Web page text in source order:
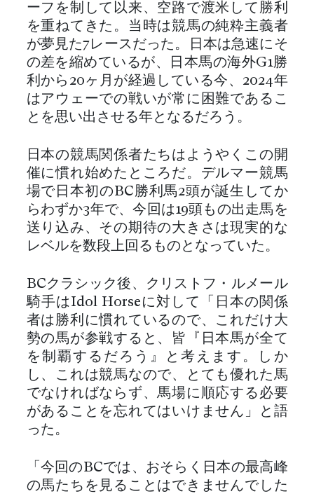
ーフを制して以来、空路で渡米して勝利
を重ねてきた。当時は競馬の純粋主義者
が夢見た7レースだった。日本は急速にそ
の差を縮めているが、日本馬の海外G1勝
利から20ヶ月が経過している今、2024年
はアウェーでの戦いが常に困難であるこ
とを思い出させる年となるだろう。
日本の競馬関係者たちはようやくこの開
催に慣れ始めたところだ。デルマー競馬
場で日本初のBC勝利馬2頭が誕生してか
らわずか3年で、今回は19頭もの出走馬を
送り込み、その期待の大きさは現実的な
レベルを数段上回るものとなっていた。
BCクラシック後、クリストフ・ルメール
騎手はIdol Horseに対して「日本の関係
者は勝利に慣れているので、これだけ大
勢の馬が参戦すると、皆『日本馬が全て
を制覇するだろう』と考えます。しか
し、これは競馬なので、とても優れた馬
でなければならず、馬場に順応する必要
があることを忘れてはいけません」と語
った。
「今回のBCでは、おそらく日本の最高峰
の馬たちを見ることはできませんでした